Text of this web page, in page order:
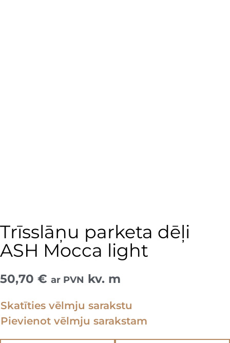
Trīsslāņu parketa dēļi
ASH Mocca light
50,70 € ar PVN kv. m
Skatīties vēlmju sarakstu
Pievienot vēlmju sarakstam